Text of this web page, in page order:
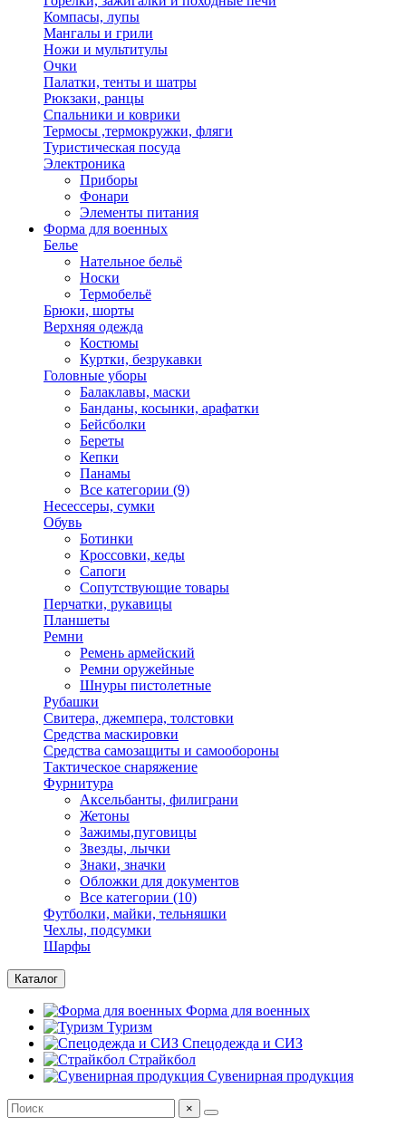
Компасы, лупы
Мангалы и грили
Ножи и мультитулы
Очки
Палатки, тенты и шатры
Рюкзаки, ранцы
Спальники и коврики
Термосы ,термокружки, фляги
Туристическая посуда
Электроника
Приборы
Фонари
Элементы питания
Форма для военных
Белье
Нательное бельё
Носки
Термобельё
Брюки, шорты
Верхняя одежда
Костюмы
Куртки, безрукавки
Головные уборы
Балаклавы, маски
Банданы, косынки, арафатки
Бейсболки
Береты
Кепки
Панамы
Все категории (9)
Несессеры, сумки
Обувь
Ботинки
Кроссовки, кеды
Сапоги
Сопутствующие товары
Перчатки, рукавицы
Планшеты
Ремни
Ремень армейский
Ремни оружейные
Шнуры пистолетные
Рубашки
Свитера, джемпера, толстовки
Средства маскировки
Средства самозащиты и самообороны
Тактическое снаряжение
Фурнитура
Аксельбанты, филиграни
Жетоны
Зажимы,пуговицы
Звезды, лычки
Знаки, значки
Обложки для документов
Все категории (10)
Футболки, майки, тельняшки
Чехлы, подсумки
Шарфы
Каталог
Форма для военных
Туризм
Спецодежда и СИЗ
Страйкбол
Сувенирная продукция
×